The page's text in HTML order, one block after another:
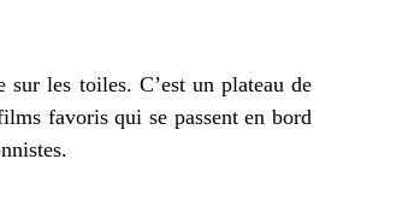
les toiles. C’est un plateau de
favoris qui se passent en bord